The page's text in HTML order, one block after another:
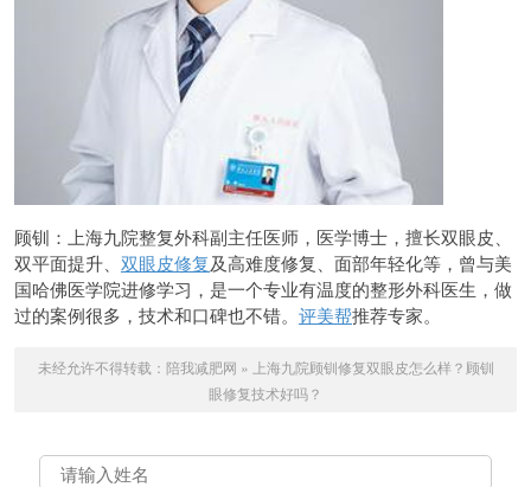
顾钏：上海九院整复外科副主任医师，医学博士，擅长双眼皮、
双平面提升、 双眼皮修复及高难度修复、面部年轻化等，曾与美
国哈佛医学院进修学习，是一个专业有温度的整形外科医生，做
过的案例很多，技术和口碑也不错。 评美帮推荐专家。
未经允许不得转载： 陪我减肥网 » 上海九院顾钏修复双眼皮怎么样？顾钏
眼修复技术好吗？